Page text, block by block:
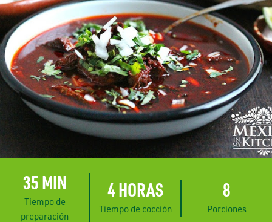
35 MIN
Tiempo de
preparación
4 HORAS
Tiempo de cocción
8
Porciones